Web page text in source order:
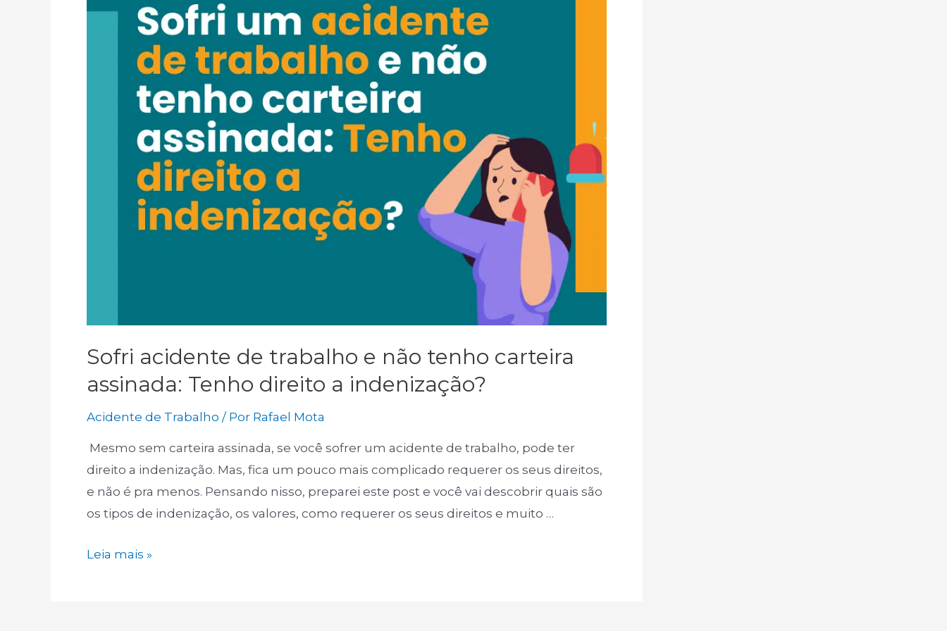
Sofri acidente de trabalho e não tenho carteira
assinada: Tenho direito a indenização?
Acidente de Trabalho / Por Rafael Mota
Mesmo sem carteira assinada, se você sofrer um acidente de trabalho, pode ter
direito a indenização. Mas, fica um pouco mais complicado requerer os seus direitos,
e não é pra menos. Pensando nisso, preparei este post e você vai descobrir quais são
os tipos de indenização, os valores, como requerer os seus direitos e muito …
Sofri
Leia mais »